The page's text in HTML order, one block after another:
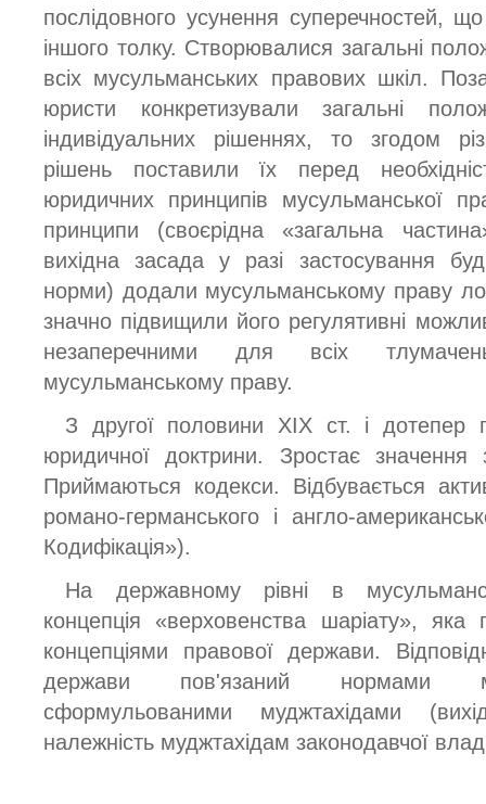
послідовного усунення суперечностей,
іншого толку. Створювалися загальні
всіх мусульманських правових шкіл.
юристи конкретизували загальні
індивідуальних рішеннях, то згодом
рішень поставили їх перед
юридичних принципів мусульманської
принципи (своєрідна «загальна
вихідна засада у разі застосування
норми) додали мусульманському праву
значно підвищили його регулятивні
незаперечними для всіх
мусульманському праву.
З другої половини XIX ст. і дотепер
юридичної доктрини. Зростає
Приймаються кодекси. Відбувається
романо-германського і англо-
Кодифікація»).
На державному рівні в
концепція «верховенства шаріату», яка
концепціями правової держави.
держави пов'язаний нормами
сформульованими муджтахідами
належність муджтахідам законодавчої